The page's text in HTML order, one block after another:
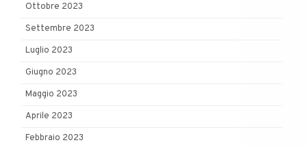
Ottobre 2023
Settembre 2023
Luglio 2023
Giugno 2023
Maggio 2023
Aprile 2023
Febbraio 2023